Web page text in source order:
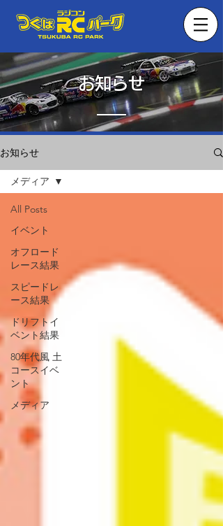
お知らせ
お知らせ
All Posts
イベント
オフロード
レース結果
スピードレ
ース結果
ドリフトイ
ベント結果
80年代風 土
コースイベ
ント
メディア
メディア